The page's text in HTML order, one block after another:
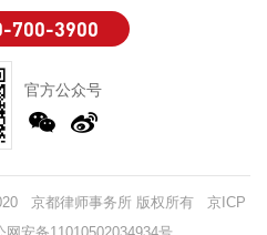
700-3900
官方公众号
京都律师事务所 版权所有 京ICP